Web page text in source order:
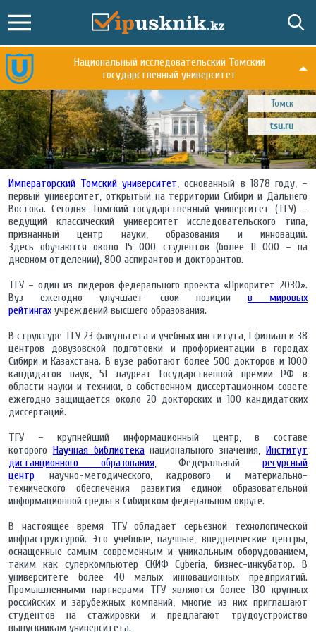
Национальный исследовательский Томский
государственный университет
Томск
tsu.ru
Императорский Томский университет, основанный в 1878 году, –
первый университет, открытый на территории Сибири и Дальнего
Востока. Сегодня Томский государственный университет (ТГУ) –
ведущий классический университет исследовательского типа,
признанный центр науки, образования и инноваций.
Здесь обучаются около 15 000 студентов (более 11 000 – на
дневном отделении), 800 аспирантов и докторантов.
ТГУ – один из лидеров федерального проекта «Приоритет 2030».
Вуз ежегодно улучшает свои позиции в мировых
рейтингах учреждений высшего образования.
В структуре ТГУ 23 факультета и учебных института, 1 филиал и 38
центров довузовской подготовки и профориентации в городах
Сибири и Казахстана. В вузе работают более 500 докторов и 1000
кандидатов наук, 51 лауреат Государственной премии РФ в
области науки и техники, в собственном диссертационном совете
ежегодно защищается около 20 докторских и 100 кандидатских
диссертаций.
ТГУ – крупнейший информационный центр, в составе
которого Научная библиотеканационального значения,Институт
дистанционного образования, Федеральныйресурсный
центр научно-методического, кадрового и материально-
технического обеспечения развития единой образовательной
информационной среды в Сибирском федеральном округе.
В настоящее время ТГУ обладает серьезной технологической
инфраструктурой. Это учебные, научные, внедренческие центры,
оснащенные самым современным и уникальным оборудованием,
таким как суперкомпьютер СКИФ Cyberia, бизнес-инкубатор. В
университете более 40 малых инновационных предприятий.
Промышленными партнерами ТГУ являются более 130 крупных
российских и зарубежных компаний, многие из них приглашают
студентов на стажировки и предлагают трудоустройство
выпускникам университета.